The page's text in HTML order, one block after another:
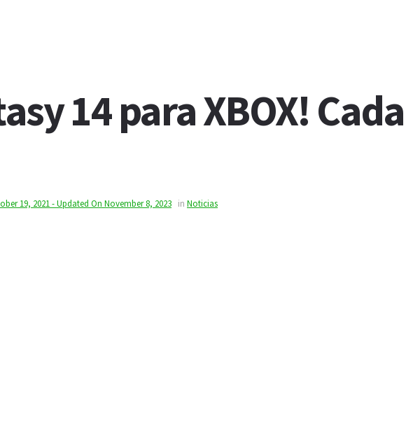
14 para XBOX!
19, 2021 - Updated On November 8, 2023 in Noticias